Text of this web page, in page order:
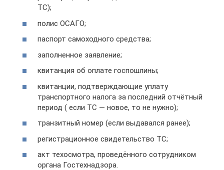
ТС);
полис ОСАГО;
паспорт самоходного средства;
заполненное заявление;
квитанция об оплате госпошлины;
квитанции, подтверждающие уплату
транспортного налога за последний отчётный
период ( если ТС — новое, то не нужно);
транзитный номер (если выдавался ранее);
регистрационное свидетельство ТС;
акт техосмотра, проведённого сотрудником
органа Гостехнадзора.